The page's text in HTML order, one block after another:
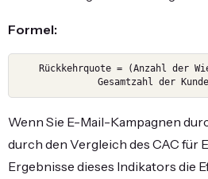
Formel:
Rückkehrquote = (Anzahl der
Gesamtzahl der
Wenn Sie E-Mail-Kampagnen
durch den Vergleich des CAC für
Ergebnisse dieses Indikators die